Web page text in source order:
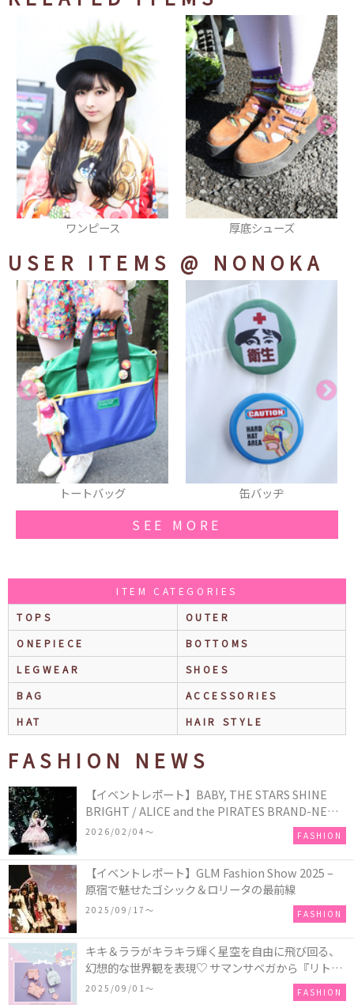
ワンピース 厚底シューズ
USER ITEMS @ NONOKA
トートバッグ 缶バッヂ
SEE MORE
ITEM CATEGORIES
TOPS
OUTER
ONEPIECE
BOTTOMS
LEGWEAR
SHOES
BAG
ACCESSORIES
HAT
HAIR STYLE
FASHION NEWS
【イベントレポート】BABY, THE STARS SHINE
BRIGHT / ALICE and the PIRATES BRAND-NEW
COLLECTION in TOKYO
2026/02/04〜 FASHION
【イベントレポート】GLM Fashion Show 2025 –
原宿で魅せたゴシック＆ロリータの最前線
2025/09/17〜 FASHION
キキ＆ララがキラキラ輝く星空を自由に飛び回る、
幻想的な世界観を表現♡ サマンサベガから『リトル
ツインスターズ』50周年アニバーサリーイヤー』を
2025/09/01〜 FASHION